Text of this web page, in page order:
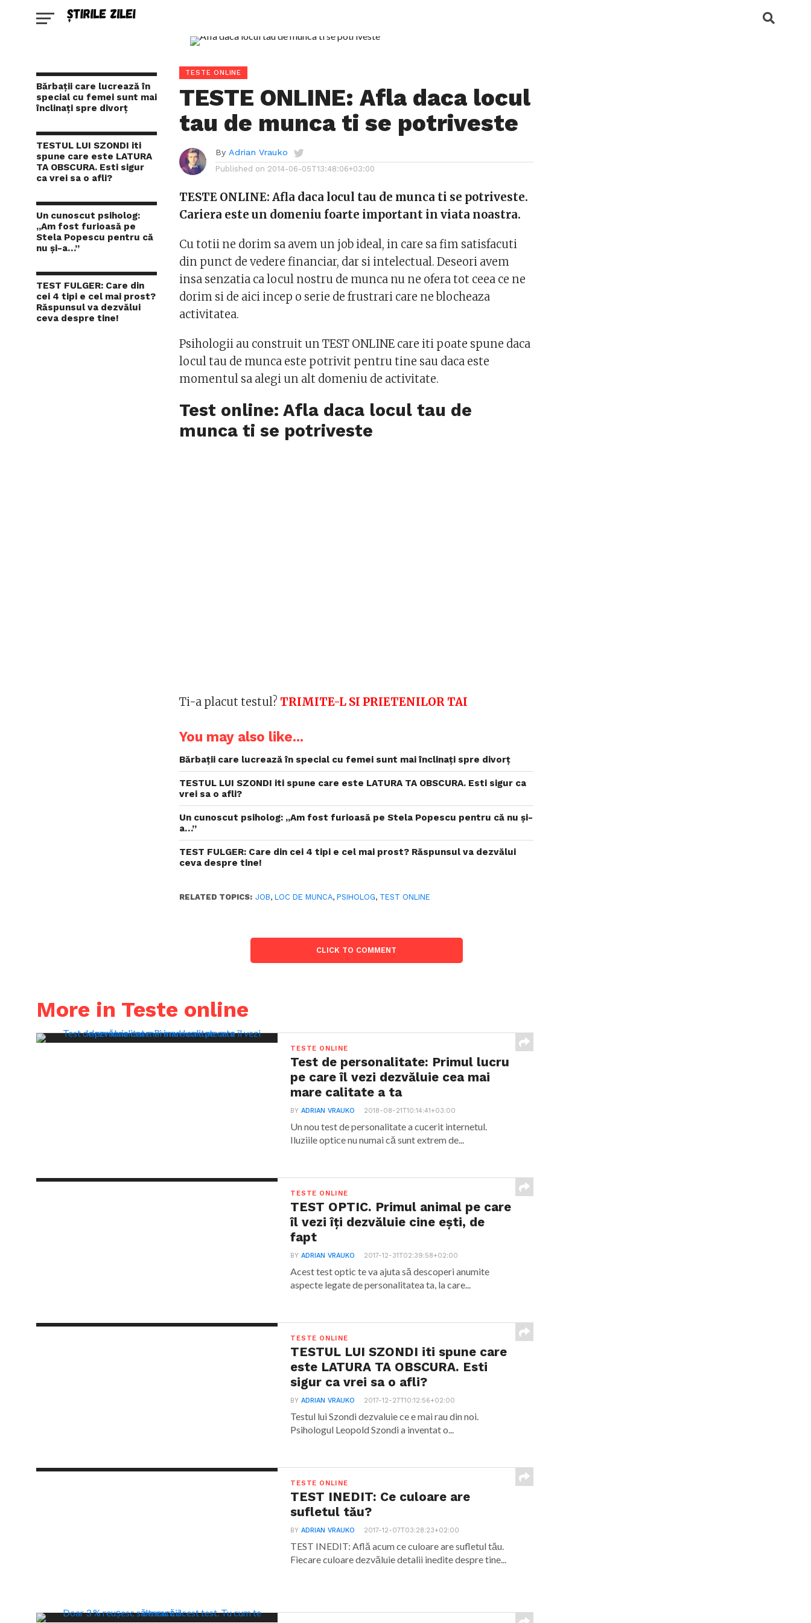
Bărbații care lucrează în
special cu femei sunt mai
înclinați spre divorț
TESTUL LUI SZONDI iti
spune care este LATURA
TA OBSCURA. Esti sigur
ca vrei sa o afli?
Un cunoscut psiholog:
„Am fost furioasă pe
Stela Popescu pentru că
nu și-a…”
TEST FULGER: Care din
cei 4 tipi e cel mai prost?
Răspunsul va dezvălui
ceva despre tine!
TESTE ONLINE
TESTE ONLINE: Afla daca locul
tau de munca ti se potriveste
By Adrian Vrauko
Published on 2014-06-05T13:48:06+03:00
TESTE ONLINE: Afla daca locul tau de munca ti se potriveste.
Cariera este un domeniu foarte important in viata noastra.
Cu totii ne dorim sa avem un job ideal, in care sa fim satisfacuti
din punct de vedere financiar, dar si intelectual. Deseori avem
insa senzatia ca locul nostru de munca nu ne ofera tot ceea ce ne
dorim si de aici incep o serie de frustrari care ne blocheaza
activitatea.
Psihologii au construit un TEST ONLINE care iti poate spune daca
locul tau de munca este potrivit pentru tine sau daca este
momentul sa alegi un alt domeniu de activitate.
Test online: Afla daca locul tau de
munca ti se potriveste
Ti-a placut testul? TRIMITE-L SI PRIETENILOR TAI
You may also like...
Bărbații care lucrează în special cu femei sunt mai înclinați spre divorț
TESTUL LUI SZONDI iti spune care este LATURA TA OBSCURA. Esti sigur ca
vrei sa o afli?
Un cunoscut psiholog: „Am fost furioasă pe Stela Popescu pentru că nu și-
a…”
TEST FULGER: Care din cei 4 tipi e cel mai prost? Răspunsul va dezvălui
ceva despre tine!
RELATED TOPICS: JOB,LOC DE MUNCA,PSIHOLOG, TEST ONLINE
CLICK TO COMMENT
More in Teste online
TESTE ONLINE
Test de personalitate: Primul lucru
pe care îl vezi dezvăluie cea mai
mare calitate a ta
BYADRIAN VRAUKO 2018-08-21T10:14:41+03:00
Un nou test de personalitate a cucerit internetul.
Iluziile optice nu numai că sunt extrem de...
TESTE ONLINE
TEST OPTIC. Primul animal pe care
îl vezi îți dezvăluie cine ești, de
fapt
BYADRIAN VRAUKO 2017-12-31T02:39:58+02:00
Acest test optic te va ajuta să descoperi anumite
aspecte legate de personalitatea ta, la care...
TESTE ONLINE
TESTUL LUI SZONDI iti spune care
este LATURA TA OBSCURA. Esti
sigur ca vrei sa o afli?
BYADRIAN VRAUKO 2017-12-27T10:12:56+02:00
Testul lui Szondi dezvaluie ce e mai rau din noi.
Psihologul Leopold Szondi a inventat o...
TESTE ONLINE
TEST INEDIT: Ce culoare are
sufletul tău?
BYADRIAN VRAUKO 2017-12-07T03:28:23+02:00
TEST INEDIT: Află acum ce culoare are sufletul tău.
Fiecare culoare dezvăluie detalii inedite despre tine...